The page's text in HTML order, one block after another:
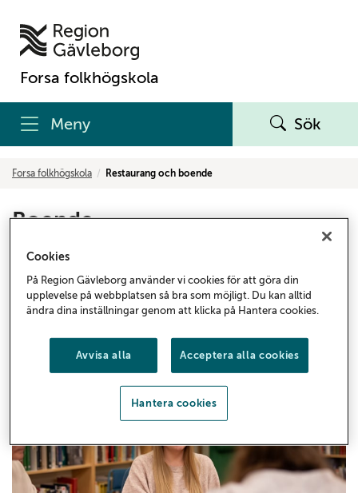
Forsa folkhögskola
Meny Sök
Forsa folkhögskola Restaurang och boende
Boende
Här kommer du inte bara att få nya kunskaper, utan
också nya vänner för livet! På skolan finns 41 rum i
tre olika elevhem. Till skolan kommer kursdeltagare
från hela Sverige och ibland också från andra delar
av världen. Det gör att det är lätt att utvecklas, du
växer som människa!
Cookies
På Region Gävleborg använder vi cookies för att göra din
upplevelse på webbplatsen så bra som möjligt. Du kan alltid
ändra dina inställningar genom att klicka på Hantera cookies.
Avvisa alla Acceptera alla cookies
Hantera cookies